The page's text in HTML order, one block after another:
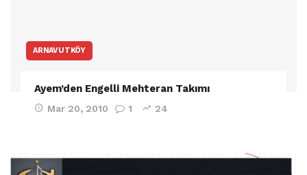
ARNAVUTKÖY
Ayem’den Engelli Mehteran Takımı
Mar 20, 2010 1 24